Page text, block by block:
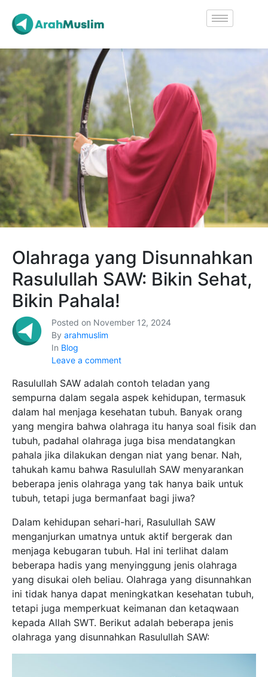
Posted on November 12, 2024
By arahmuslim
In Blog
Leave a comment
Olahraga yang Disunnahkan
Rasulullah SAW: Bikin Sehat,
Bikin Pahala!
Rasulullah SAW adalah contoh teladan yang
sempurna dalam segala aspek kehidupan, termasuk
dalam hal menjaga kesehatan tubuh. Banyak orang
yang mengira bahwa olahraga itu hanya soal fisik dan
tubuh, padahal olahraga juga bisa mendatangkan
pahala jika dilakukan dengan niat yang benar. Nah,
tahukah kamu bahwa Rasulullah SAW menyarankan
beberapa jenis olahraga yang tak hanya baik untuk
tubuh, tetapi juga bermanfaat bagi jiwa?
Dalam kehidupan sehari-hari, Rasulullah SAW
menganjurkan umatnya untuk aktif bergerak dan
menjaga kebugaran tubuh. Hal ini terlihat dalam
beberapa hadis yang menyinggung jenis olahraga
yang disukai oleh beliau. Olahraga yang disunnahkan
ini tidak hanya dapat meningkatkan kesehatan tubuh,
tetapi juga memperkuat keimanan dan ketaqwaan
kepada Allah SWT. Berikut adalah beberapa jenis
olahraga yang disunnahkan Rasulullah SAW: